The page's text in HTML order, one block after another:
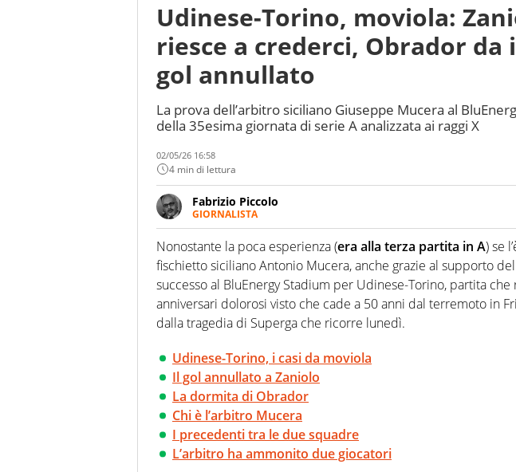
Udinese-Torino, moviola:
riesce a crederci, Obrador da
gol annullato
La prova dell’arbitro siciliano Giuseppe Mucera al
della 35esima giornata di serie A analizzata ai raggi X
02/05/26 16:58
4 min di lettura
Fabrizio Piccolo
GIORNALISTA
Nella sua carriera ha seguito numerose manifestazioni
agenzie e testate. Esperienza, competenza, conoscenza e
prevalentemente di calcio
Nonostante la poca esperienza (era alla terza partita in A) se
fischietto siciliano Antonio Mucera, anche grazie al supporto
successo al BluEnergy Stadium per Udinese-Torino, partita che
anniversari dolorosi visto che cade a 50 anni dal terremoto in
dalla tragedia di Superga che ricorre lunedì.
Udinese-Torino, i casi da moviola
Il gol annullato a Zaniolo
La dormita di Obrador
Chi è l’arbitro Mucera
I precedenti tra le due squadre
L’arbitro ha ammonito due giocatori